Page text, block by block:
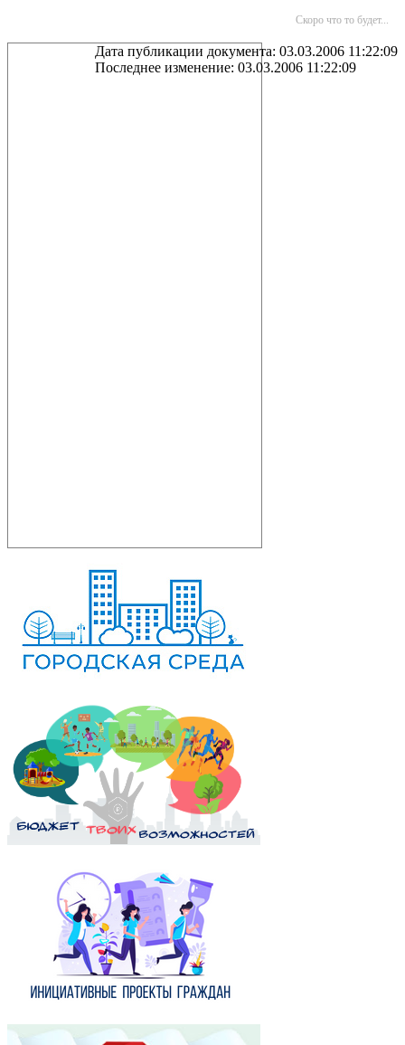
Скоро что то будет...
Дата публикации документа: 03.03.2006 11:22:09
Последнее изменение: 03.03.2006 11:22:09